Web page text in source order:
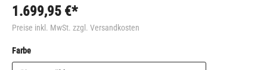
1.699,95 €*
Preise inkl. MwSt. zzgl. Versandkosten
Farbeauswählen